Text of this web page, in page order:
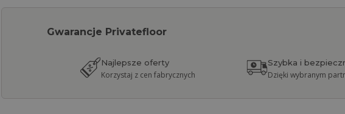
Gwarancje Privatefloor
Najlepsze oferty
Korzystaj z cen fabrycznych
Szybka i
Dzięki wybranym